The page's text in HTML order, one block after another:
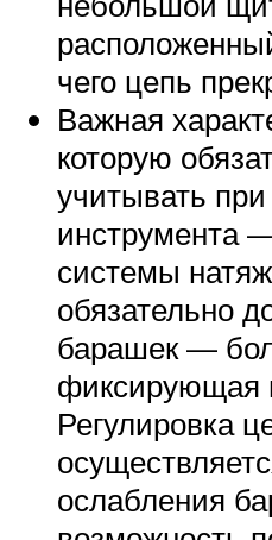
чего цепь
Важная
которую
учитывать
инструмента
системы
обязательно
барашек —
фиксирующая
Регулировка
ослабления